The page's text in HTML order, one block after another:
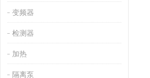
变频器
检测器
加热
隔离泵